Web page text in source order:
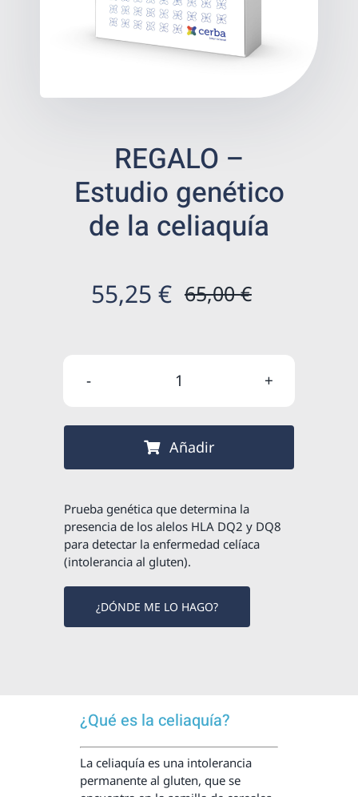
Tienda de salud
Centros ecommerce
REGALO –
Estudio genético
de la celiaquía
65,00€El
original
55,25€
El
actual
REGALO
genético
la
celiaquía
cantidad
Añadir
Prueba genética que determina la
presencia de los alelos HLA DQ2 y DQ8
para detectar la enfermedad celíaca
(intolerancia al gluten).
¿DÓNDE ME LO HAGO?
¿Qué es la celiaquía?
La celiaquía es una intolerancia
permanente al gluten, que se